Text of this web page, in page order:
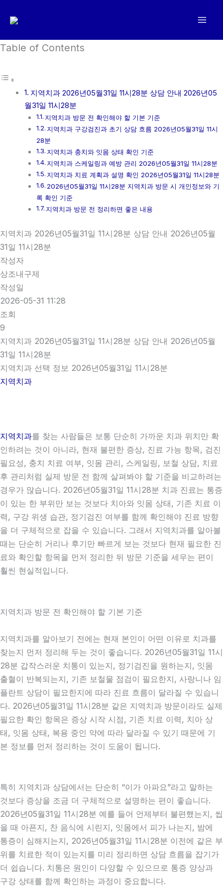
로
너
Table of Contents
지역치과 2026년05월31일 11시28분 상담 안내 2026년05
월31일 11시28분
지역치과 방문 전 확인해야 할 기본 기준
지역치과 구강검진과 초기 상담 흐름 2026년05월31일 11시
28분
지역치과 충치와 잇몸 상태 확인 기준
지역치과 스케일링과 예방 관리 2026년05월31일 11시28분
지역치과 치료 계획과 설명 확인 2026년05월31일 11시28분
2026년05월31일 11시28분 지역치과 방문 시 개인정보와 기
록 확인 기준
지역치과 방문 전 정리하면 좋은 내용
지역치과 2026년05월31일 11시28분 상담 안내 2026년05월
31일 11시28분
작성자
상조내구제
작성일
2026-05-31 11:28
조회
9
지역치과 2026년05월31일 11시28분 상담 안내 2026년05월
31일 11시28분
지역치과 선택 정보 2026년05월31일 11시28분
지역치과
지역치과를 찾는 사람들은 보통 단순히 가까운 치과 위치만 확
인하려는 것이 아니라, 현재 불편한 증상, 진료 가능 항목, 검진
필요성, 충치 치료 여부, 잇몸 관리, 스케일링, 보철 상담, 치료
후 관리처럼 실제 방문 전 함께 살펴봐야 할 기준을 비교하려는
경우가 많습니다. 2026년05월31일 11시28분 치과 진료는 통증
이 있는 한 부위만 보는 것보다 치아와 잇몸 상태, 기존 치료 이
력, 구강 위생 습관, 정기검진 여부를 함께 확인해야 진료 방향
을 더 구체적으로 잡을 수 있습니다. 그래서 지역치과를 알아볼
때는 단순히 거리나 후기만 빠르게 보는 것보다 현재 필요한 진
료와 확인할 항목을 먼저 정리한 뒤 방문 기준을 세우는 편이
훨씬 현실적입니다.
지역치과 방문 전 확인해야 할 기본 기준
지역치과를 알아보기 전에는 현재 본인이 어떤 이유로 치과를
찾는지 먼저 정리해 두는 것이 좋습니다. 2026년05월31일 11시
28분 갑작스러운 치통이 있는지, 정기검진을 원하는지, 잇몸
출혈이 반복되는지, 기존 보철물 점검이 필요한지, 사랑니나 임
플란트 상담이 필요한지에 따라 진료 흐름이 달라질 수 있습니
다. 2026년05월31일 11시28분 같은 지역치과 방문이라도 실제
필요한 확인 항목은 증상 시작 시점, 기존 치료 이력, 치아 상
태, 잇몸 상태, 복용 중인 약에 따라 달라질 수 있기 때문에 기
본 정보를 먼저 정리하는 것이 도움이 됩니다.
특히 지역치과 상담에서는 단순히 “이가 아파요”라고 말하는
것보다 증상을 조금 더 구체적으로 설명하는 편이 좋습니다.
2026년05월31일 11시28분 예를 들어 언제부터 불편했는지, 씹
을 때 아픈지, 찬 음식에 시린지, 잇몸에서 피가 나는지, 밤에
통증이 심해지는지, 2026년05월31일 11시28분 이전에 같은 부
위를 치료한 적이 있는지를 미리 정리하면 상담 흐름을 잡기가
더 쉽습니다. 치통은 원인이 다양할 수 있으므로 통증 양상과
구강 상태를 함께 확인하는 과정이 중요합니다.